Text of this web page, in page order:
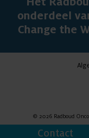
onderdeel
Change the
© 2026 Radboud
Contact